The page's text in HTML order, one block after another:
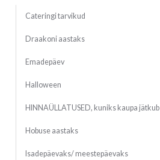
Cateringi tarvikud
Draakoni aastaks
Emadepäev
Halloween
HINNAÜLLATUSED, kuniks kaupa jätkub
Hobuse aastaks
Isadepäevaks/ meestepäevaks